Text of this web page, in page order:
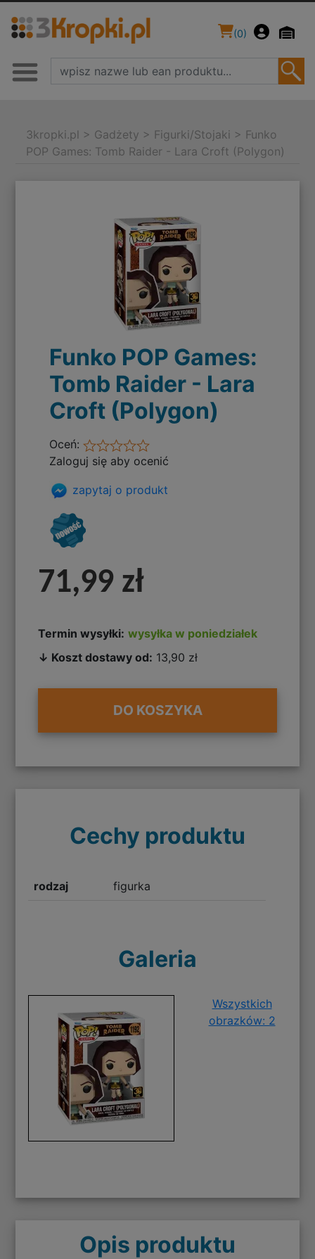
(0)
3kropki.pl > Gadżety > Figurki/Stojaki > Funko
POP Games: Tomb Raider - Lara Croft (Polygon)
Funko POP Games:
Tomb Raider - Lara
Croft (Polygon)
Oceń:
Zaloguj się aby ocenić
zapytaj o produkt
71,99 zł
Termin wysyłki: wysyłka w poniedziałek
↓ Koszt dostawy od: 13,90 zł
DO KOSZYKA
Cechy produktu
rodzaj figurka
Galeria
Wszystkich
obrazków: 2
Opis produktu